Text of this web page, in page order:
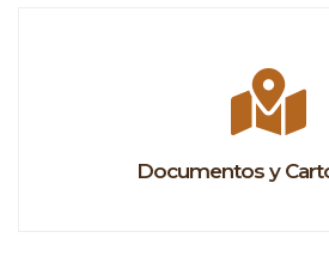
Documentos y